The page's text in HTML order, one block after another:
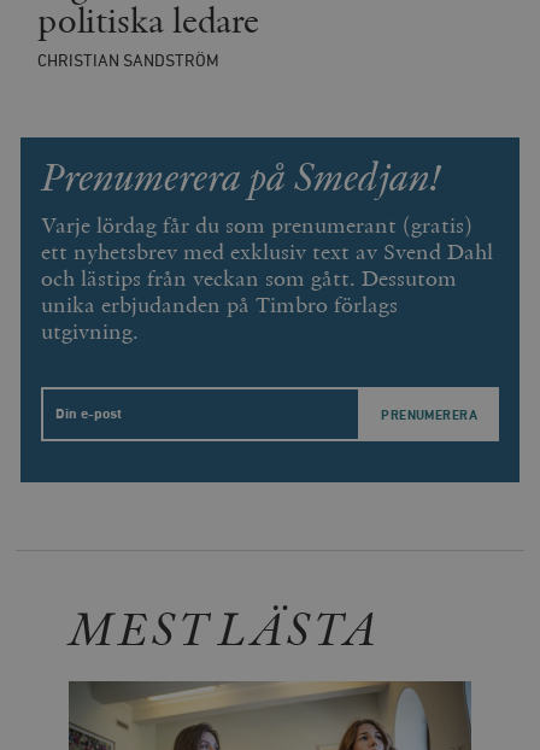
politiska ledare
CHRISTIAN SANDSTRÖM
Prenumerera på Smedjan!
Varje lördag får du som prenumerant (gratis)
ett nyhetsbrev med exklusiv text av Svend Dahl
och lästips från veckan som gått. Dessutom
unika erbjudanden på Timbro förlags
utgivning.
Email
MEST LÄSTA